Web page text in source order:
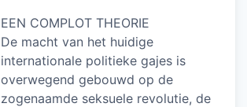
EEN COMPLOT THEORIE
De macht van het huidige
internationale politieke gajes is
overwegend gebouwd op de
zogenaamde seksuele revolutie, de